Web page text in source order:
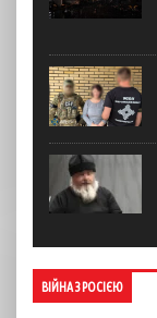
ВІЙНА З РОСІЄЮ